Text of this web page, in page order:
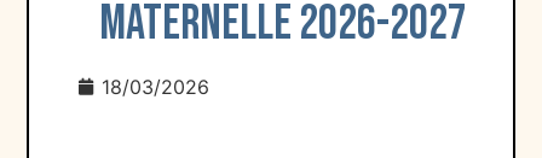
maternelle 2026-2027
18/03/2026